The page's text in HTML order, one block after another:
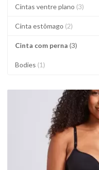
Cintas ventre plano (3)
Cinta estômago (2)
Cinta com perna (3)
Bodies (1)